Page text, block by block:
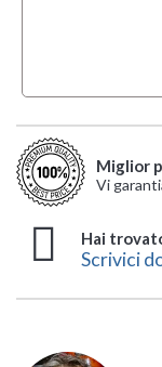
Miglior
Vi
Hai
Scrivici